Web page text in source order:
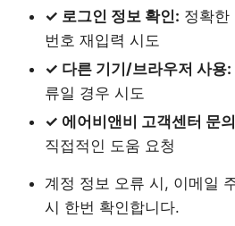
✓ 로그인 정보 확인: 정확한
번호 재입력 시도
✓ 다른 기기/브라우저 사용:
류일 경우 시도
✓ 에어비앤비 고객센터 문
직접적인 도움 요청
계정 정보 오류 시, 이메일
시 한번 확인합니다.